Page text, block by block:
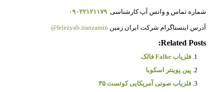
شماره تماس و واتس آپ کارشناسی ۰۹۰۲۲۱۲۱۱۷۹
آدرس اینستاگرام شرکت ایران زمین felezyab.iranzamin@
Related Posts:
فلزیاب Falke فالک
پین پوینتر اسکوبا
فلزیاب صوتی آمریکایی کوئست ۳۵